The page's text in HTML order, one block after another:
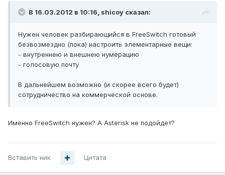
В 16.03.2012 в 10:16, shicoy сказал:
Нужен человек разбирающийся в FreeSwitch готовый
безвозмездно (пока) настроить элементарные вещи:
- внутреннею и внешнею нумерацию
- голосовую почту
В дальнейшем возможно (и скорее всего будет)
сотрудничество на коммерческой основе.
Именно FreeSwitch нужен? А Asterisk не подойдет?
Вставить ник Цитата